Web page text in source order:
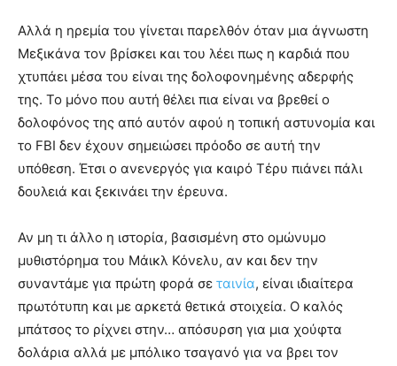
Αλλά η ηρεμία του γίνεται παρελθόν όταν μια άγνωστη
Μεξικάνα τον βρίσκει και του λέει πως η καρδιά που
χτυπάει μέσα του είναι της δολοφονημένης αδερφής
της. Το μόνο που αυτή θέλει πια είναι να βρεθεί ο
δολοφόνος της από αυτόν αφού η τοπική αστυνομία και
το FBI δεν έχουν σημειώσει πρόοδο σε αυτή την
υπόθεση. Έτσι ο ανενεργός για καιρό Τέρυ πιάνει πάλι
δουλειά και ξεκινάει την έρευνα.
Αν μη τι άλλο η ιστορία, βασισμένη στο ομώνυμο
μυθιστόρημα του Μάικλ Κόνελυ, αν και δεν την
συναντάμε για πρώτη φορά σε ταινία, είναι ιδιαίτερα
πρωτότυπη και με αρκετά θετικά στοιχεία. Ο καλός
μπάτσος το ρίχνει στην… απόσυρση για μια χούφτα
δολάρια αλλά με μπόλικο τσαγανό για να βρει τον